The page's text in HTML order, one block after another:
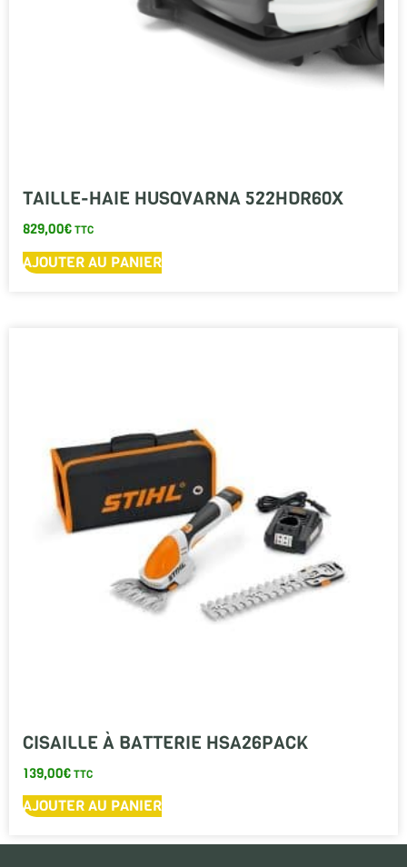
TAILLE-HAIE HUSQVARNA 522HDR60X
829,00€TTC
AJOUTER AU PANIER
CISAILLE À BATTERIE HSA26PACK
139,00€TTC
AJOUTER AU PANIER